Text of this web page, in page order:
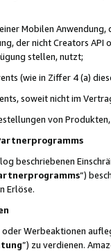
Mobilen
der nicht Creators
stellen, nutzt;
(wie in Ziffer 4 (a)
soweit nicht im
von
beschriebenen
“)
Erlöse.
Werbeaktionen
”) zu verdienen.